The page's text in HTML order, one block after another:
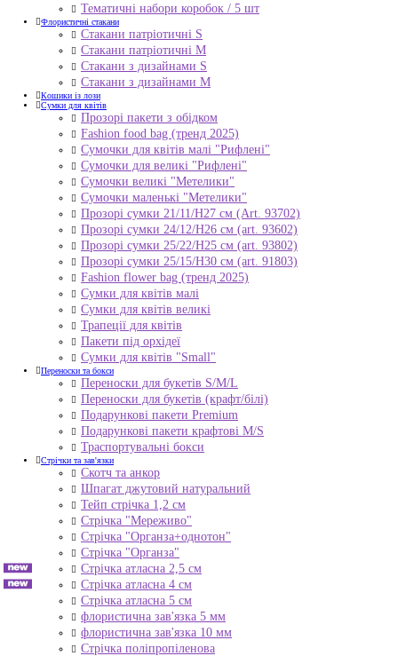
Тематичні набори коробок / 5 шт
Флористичні стакани
Стакани патріотичні S
Стакани патріотичні М
Стакани з дизайнами S
Стакани з дизайнами М
Кошики із лози
Сумки для квітів
Прозорі пакети з обідком
Fashion food bag (тренд 2025)
Сумочки для квітів малі "Рифлені"
Сумочки для великі "Рифлені"
Сумочки великі "Метелики"
Сумочки маленькі "Метелики"
Прозорі сумки 21/11/H27 см (Art. 93702)
Прозорі сумки 24/12/Н26 см (art. 93602)
Прозорі сумки 25/22/Н25 см (art. 93802)
Прозорі сумки 25/15/Н30 см (art. 91803)
Fashion flower bag (тренд 2025)
Сумки для квітів малі
Сумки для квітів великі
Трапеції для квітів
Пакети під орхідеї
Сумки для квітів "Small"
Переноски та бокси
Переноски для букетів S/M/L
Переноски для букетів (крафт/білі)
Подарункові пакети Premium
Подарункові пакети крафтові M/S
Траспортувальні бокси
Стрічки та зав'язки
Скотч та анкор
Шпагат джутовий натуральний
Тейп стрічка 1,2 см
Стрічка "Мереживо"
Стрічка "Органза+однотон"
Стрічка "Органза"
Стрічка атласна 2,5 см
Стрічка атласна 4 см
Стрічка атласна 5 см
флористична зав'язка 5 мм
флористична зав'язка 10 мм
Стрічка поліпропіленова